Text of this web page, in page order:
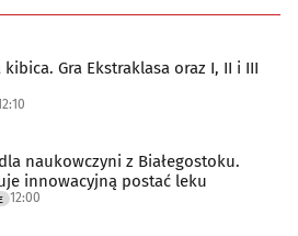
kibica. Gra Ekstraklasa oraz I, II i III
naukowczyni z Białegostoku.
innowacyjną postać leku
12:00